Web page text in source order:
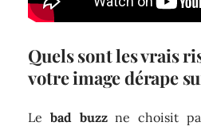
Quels sont les vrais
votre image dérape
Lebad buzzne choisit